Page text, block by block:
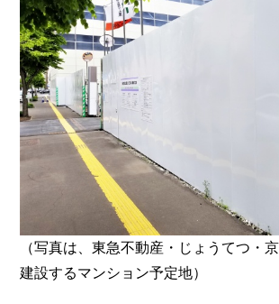
（写真は、東急不動産・じょうてつ・
建設するマンション予定地）